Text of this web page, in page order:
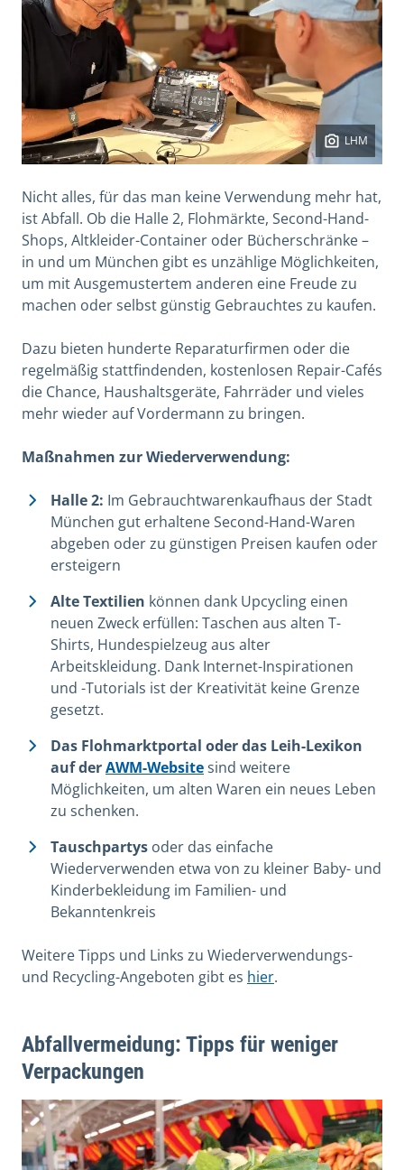
LHM
Nicht alles, für das man keine Verwendung mehr hat,
ist Abfall. Ob die Halle 2, Flohmärkte, Second-Hand-
Shops, Altkleider-Container oder Bücherschränke –
in und um München gibt es unzählige Möglichkeiten,
um mit Ausgemustertem anderen eine Freude zu
machen oder selbst günstig Gebrauchtes zu kaufen.
Dazu bieten hunderte Reparaturfirmen oder die
regelmäßig stattfindenden, kostenlosen Repair-Cafés
die Chance, Haushaltsgeräte, Fahrräder und vieles
mehr wieder auf Vordermann zu bringen.
Maßnahmen zur Wiederverwendung:
Halle 2: Im Gebrauchtwarenkaufhaus der Stadt
München gut erhaltene Second-Hand-Waren
abgeben oder zu günstigen Preisen kaufen oder
ersteigern
Alte Textilien können dank Upcycling einen
neuen Zweck erfüllen: Taschen aus alten T-
Shirts, Hundespielzeug aus alter
Arbeitskleidung. Dank Internet-Inspirationen
und -Tutorials ist der Kreativität keine Grenze
gesetzt.
Das Flohmarktportal oder das Leih-Lexikon
auf derAWM-Websitesind weitere
Möglichkeiten, um alten Waren ein neues Leben
zu schenken.
Tauschpartys oder das einfache
Wiederverwenden etwa von zu kleiner Baby- und
Kinderbekleidung im Familien- und
Bekanntenkreis
Weitere Tipps und Links zu Wiederverwendungs-
und Recycling-Angeboten gibt es hier.
Abfallvermeidung: Tipps für weniger
Verpackungen